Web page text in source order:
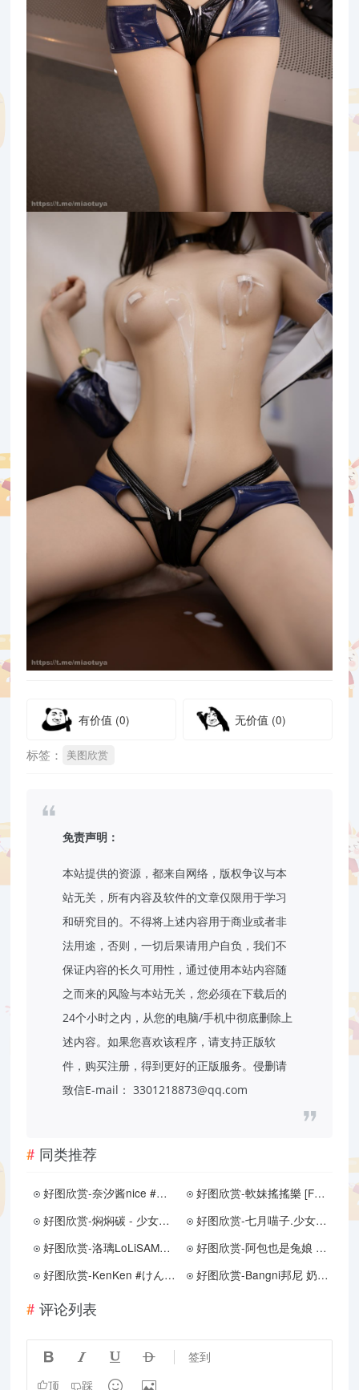
有价值 (0) 无价值 (0)
标签： 美图欣赏
免责声明：
本站提供的资源，都来自网络，版权争议与本
站无关，所有内容及软件的文章仅限用于学习
和研究目的。不得将上述内容用于商业或者非
法用途，否则，一切后果请用户自负，我们不
保证内容的长久可用性，通过使用本站内容随
之而来的风险与本站无关，您必须在下载后的
24个小时之内，从您的电脑/手机中彻底删除上
述内容。如果您喜欢该程序，请支持正版软
件，购买注册，得到更好的正版服务。侵删请
致信E-mail： 3301218873@qq.com
同类推荐
好图欣赏-奈汐酱nice #云溪溪 - 香颂
好图欣赏-軟妹搖搖樂 [Fantia] - 2024年1月订阅（2月9打赏群资源）
好图欣赏-焖焖碳 - 少女前线 索米 泳装
好图欣赏-七月喵子.少女心事
好图欣赏-洛璃LoLiSAMA - 情人节大帝
好图欣赏-阿包也是兔娘 - 尾张
好图欣赏-KenKen #けん研 – Gold Photobook
好图欣赏-Bangni邦尼 奶牛妹妹
评论列表
    签到
顶 踩  